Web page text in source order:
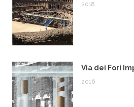
2018
Via dei Fori
2016